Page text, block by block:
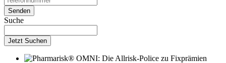
Suche
Jetzt Suchen